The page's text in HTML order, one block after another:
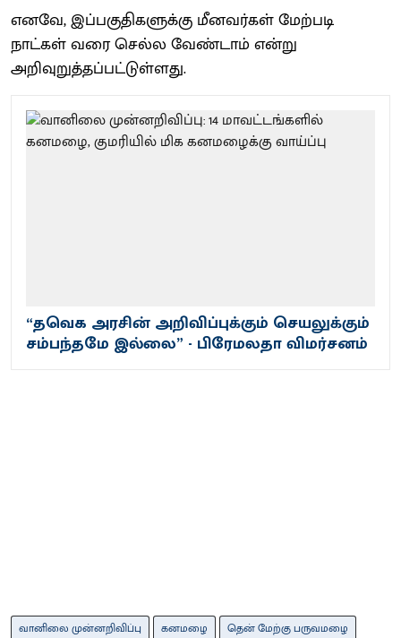
எனவே, இப்பகுதிகளுக்கு மீனவர்கள் மேற்படி
நாட்கள் வரை செல்ல வேண்டாம் என்று
அறிவுறுத்தப்பட்டுள்ளது.
“தவெக அரசின் அறிவிப்புக்கும் செயலுக்கும்
சம்பந்தமே இல்லை” - பிரேமலதா விமர்சனம்
வானிலை முன்னறிவிப்பு கனமழை
தென் மேற்கு பருவமழை